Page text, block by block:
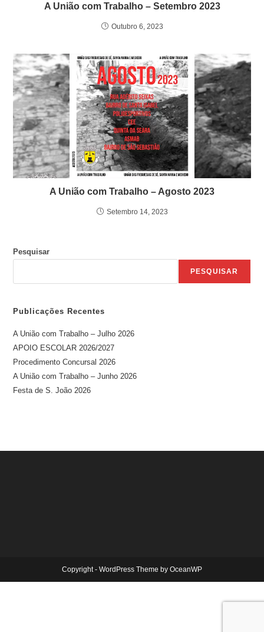
A União com Trabalho – Setembro 2023
Outubro 6, 2023
A União com Trabalho – Agosto 2023
Setembro 14, 2023
Pesquisar
PESQUISAR
Publicações Recentes
A União com Trabalho – Julho 2026
APOIO ESCOLAR 2026/2027
Procedimento Concursal 2026
A União com Trabalho – Junho 2026
Festa de S. João 2026
Copyright - WordPress Theme by OceanWP